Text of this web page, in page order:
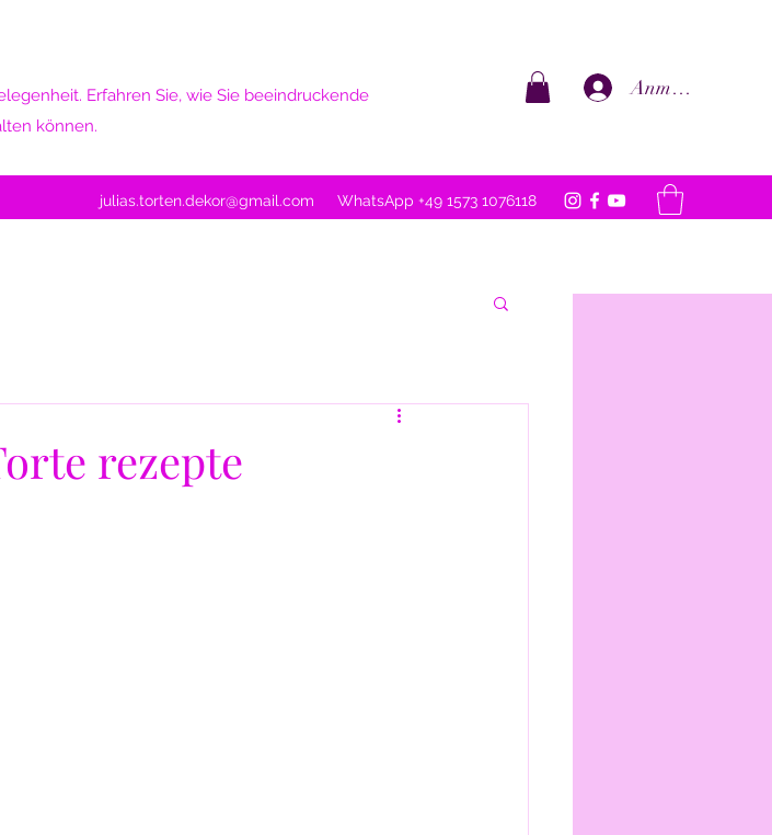
Erfahren Sie, wie Sie beeindruckende
können.
Anmelden
julias.torten.dekor@gmail.com WhatsApp +49 1573 1076118
rezepte